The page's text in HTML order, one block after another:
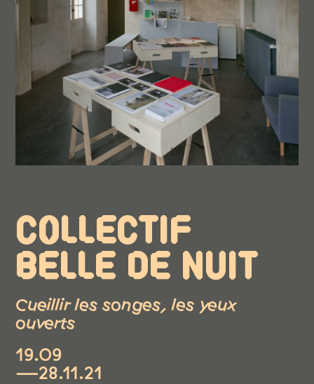
COLLECTIF
BELLE DE NUIT
Cueillir les songes, les yeux
ouverts
19.09
—28.11.21